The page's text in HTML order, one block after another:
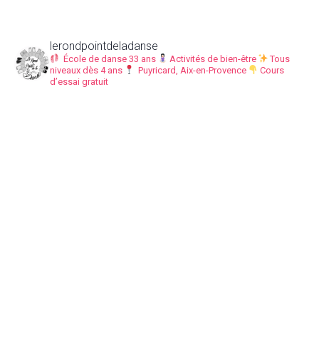
lerondpointdeladanse
École de danse 33 ans Activités de bien-être
Tous
niveaux dès 4 ans
Puyricard, Aix-en-Provence
Cours
d’essai gratuit